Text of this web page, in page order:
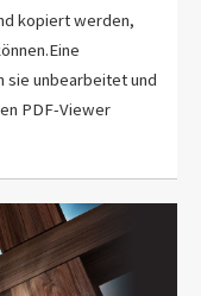
kopiert werden,
sie unbearbeitet und
PDF-Viewer